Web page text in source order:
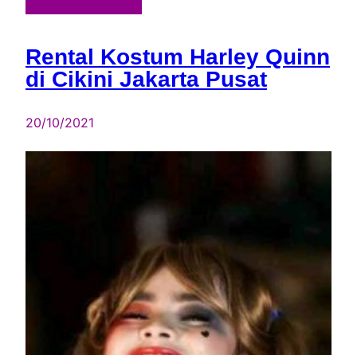
Rental Kostum Harley Quinn
di Cikini Jakarta Pusat
20/10/2021